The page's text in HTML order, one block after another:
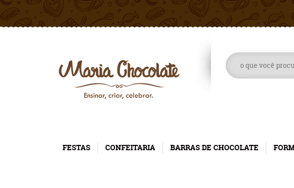
FESTAS CONFEITARIA BARRAS DE CHOCOLATE